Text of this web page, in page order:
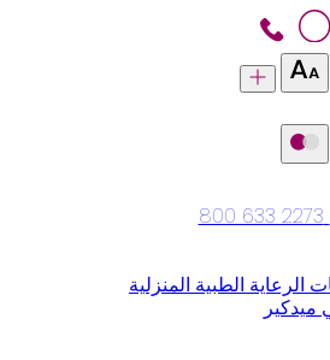
800 633 2273
الرعاية الطبية المنزلية
ميدكير